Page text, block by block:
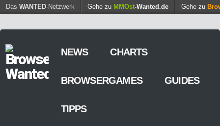
Das WANTED-Netzwerk Gehe zu MMOst-Wanted.de Gehe zu
NEWS CHARTS
BROWSERGAMES GUIDES
TIPPS
Find out more. Okay, thanks